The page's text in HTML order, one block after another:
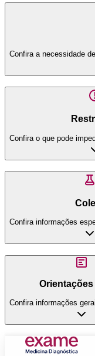
Confira a necessidade
Confira o que pode
Confira informações
Confira informações